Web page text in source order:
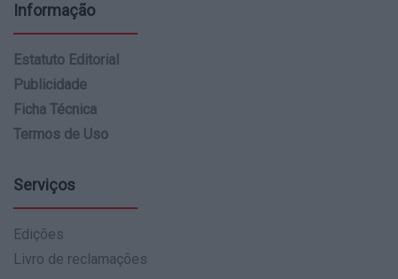
Informação
Estatuto Editorial
Publicidade
Ficha Técnica
Termos de Uso
Serviços
Edições
Livro de reclamações